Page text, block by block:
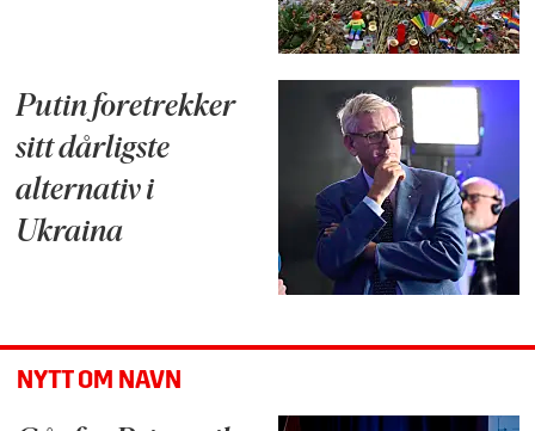
Putin foretrekker
sitt dårligste
alternativ i
Ukraina
NYTT OM NAVN